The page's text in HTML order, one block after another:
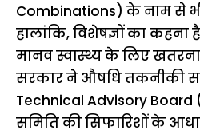
Combinations) के नाम से भी
हालांकि, विशेषज्ञों का
मानव स्वास्थ्य के लिए
सरकार ने औषधि तकनीकी
Technical Advisory Board
समिति की सिफारिशों के